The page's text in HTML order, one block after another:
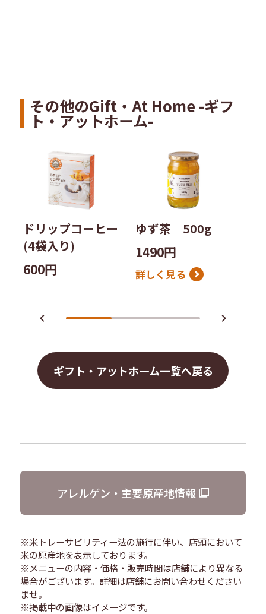
その他のGift・At Home -ギフ
ト・アットホーム-
ドリップコーヒー
(4袋入り)
600円
ゆず茶 500g
1490円
詳しく見る
navigate_before navigate_next
ギフト・アットホーム一覧へ戻る
アレルゲン・主要原産地情報
※米トレーサビリティー法の施行に伴い、店頭において
米の原産地を表示しております。
※メニューの内容・価格・販売時間は店舗により異なる
場合がございます。詳細は店舗にお問い合わせください
ませ。
※掲載中の画像はイメージです。